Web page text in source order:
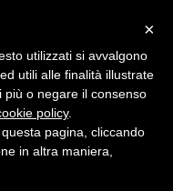
×
utilizzati si avvalgono
utili alle finalità illustrate
più o negare il consenso
policy.
pagina, cliccando
in altra maniera,